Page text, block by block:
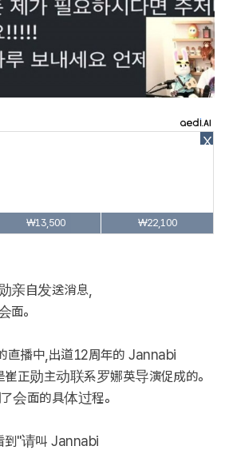
X
₩13,500 ₩22,100
亲自发送消息,
。
直播中,出道12周年的 Jannabi
正勋主动联系罗娜英导演促成的。
会面的具体过程。
到"请叫 Jannabi